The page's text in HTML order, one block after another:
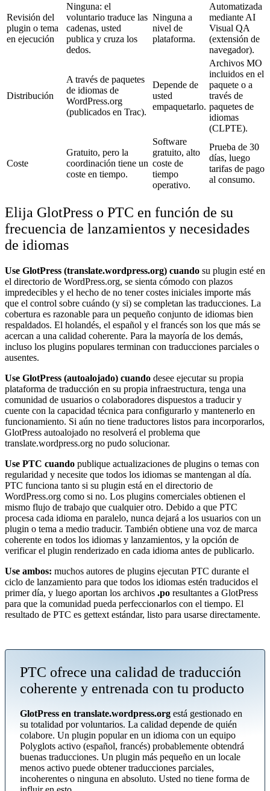
Revisión del
plugin o tema
en ejecución
Ninguna: el
voluntario traduce las
cadenas, usted
publica y cruza los
dedos.
Ninguna a
nivel de
plataforma.
Automatizada
mediante AI
Visual QA
(extensión de
navegador).
Distribución
A través de paquetes
de idiomas de
WordPress.org
(publicados en Trac).
Depende de
usted
empaquetarlo.
Archivos MO
incluidos en el
paquete o a
través de
paquetes de
idiomas
(CLPTE).
Coste
Gratuito, pero la
coordinación tiene un
coste en tiempo.
Software
gratuito, alto
coste de
tiempo
operativo.
Prueba de 30
días, luego
tarifas de pago
al consumo.
Elija GlotPress o PTC en función de su
frecuencia de lanzamientos y necesidades
de idiomas
Use GlotPress (translate.wordpress.org) cuando su plugin esté en
el directorio de WordPress.org, se sienta cómodo con plazos
impredecibles y el hecho de no tener costes iniciales importe más
que el control sobre cuándo (y si) se completan las traducciones. La
cobertura es razonable para un pequeño conjunto de idiomas bien
respaldados. El holandés, el español y el francés son los que más se
acercan a una calidad coherente. Para la mayoría de los demás,
incluso los plugins populares terminan con traducciones parciales o
ausentes.
Use GlotPress (autoalojado) cuando desee ejecutar su propia
plataforma de traducción en su propia infraestructura, tenga una
comunidad de usuarios o colaboradores dispuestos a traducir y
cuente con la capacidad técnica para configurarlo y mantenerlo en
funcionamiento. Si aún no tiene traductores listos para incorporarlos,
GlotPress autoalojado no resolverá el problema que
translate.wordpress.org no pudo solucionar.
Use PTC cuando publique actualizaciones de plugins o temas con
regularidad y necesite que todos los idiomas se mantengan al día.
PTC funciona tanto si su plugin está en el directorio de
WordPress.org como si no. Los plugins comerciales obtienen el
mismo flujo de trabajo que cualquier otro. Debido a que PTC
procesa cada idioma en paralelo, nunca dejará a los usuarios con un
plugin o tema a medio traducir. También obtiene una voz de marca
coherente en todos los idiomas y lanzamientos, y la opción de
verificar el plugin renderizado en cada idioma antes de publicarlo.
Use ambos: muchos autores de plugins ejecutan PTC durante el
ciclo de lanzamiento para que todos los idiomas estén traducidos el
primer día, y luego aportan los archivos .po resultantes a GlotPress
para que la comunidad pueda perfeccionarlos con el tiempo. El
resultado de PTC es gettext estándar, listo para usarse directamente.
PTC ofrece una calidad de traducción
coherente y entrenada con tu producto
GlotPress en translate.wordpress.org está gestionado en
su totalidad por voluntarios. La calidad depende de quién
colabore. Un plugin popular en un idioma con un equipo
Polyglots activo (español, francés) probablemente obtendrá
buenas traducciones. Un plugin más pequeño en un locale
menos activo puede obtener traducciones parciales,
incoherentes o ninguna en absoluto. Usted no tiene forma de